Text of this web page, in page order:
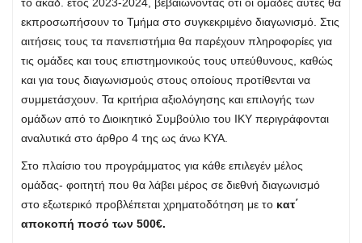
εκπροσωπήσουν το Τμήμα στο συγκεκριμένο διαγωνισμό. Στις
αιτήσεις τους τα πανεπιστήμια θα παρέχουν πληροφορίες για
τις ομάδες και τους επιστημονικούς τους υπεύθυνους, καθώς
και για τους διαγωνισμούς στους οποίους προτίθενται να
συμμετάσχουν. Τα κριτήρια αξιολόγησης και επιλογής των
ομάδων από το Διοικητικό Συμβούλιο του ΙΚΥ περιγράφονται
αναλυτικά στο άρθρο 4 της ως άνω ΚΥΑ.
Στο πλαίσιο του προγράμματος για κάθε επιλεγέν μέλος
ομάδας- φοιτητή που θα λάβει μέρος σε διεθνή διαγωνισμό
στο εξωτερικό προβλέπεται χρηματοδότηση με το κατ΄
αποκοπή ποσό των 500€.